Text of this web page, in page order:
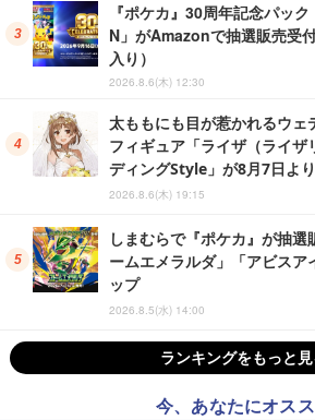
『ポケカ』30周年記念パッ
N」がAmazonで抽選販売受
入り）
2026.8.6(木) 12:30
太ももにも目が惹かれるウェ
フィギュア「ライザ（ライザ
ディングStyle」が8月7日よ
2026.8.6(木) 19:15
しまむらで『ポケカ』が抽選
ームエメラルダ」「アビスア
ップ
2026.8.5(水) 14:00
ランキングをもっと
今、あなたにオス